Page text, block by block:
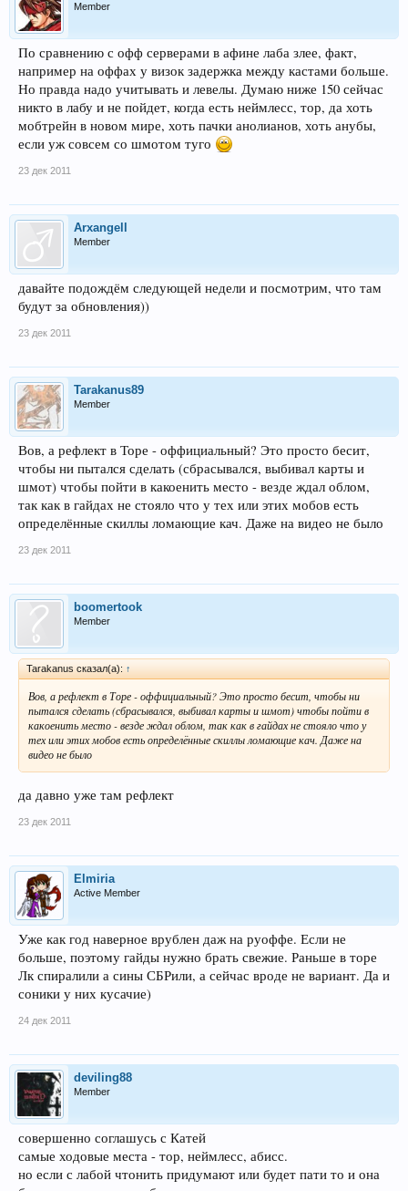
Member
По сравнению с офф серверами в афине лаба злее, факт,
например на оффах у визок задержка между кастами больше.
Но правда надо учитывать и левелы. Думаю ниже 150 сейчас
никто в лабу и не пойдет, когда есть неймлесс, тор, да хоть
мобтрейн в новом мире, хоть пачки анолианов, хоть анубы,
если уж совсем со шмотом туго
23 дек 2011
Arxangell
Member
давайте подождём следующей недели и посмотрим, что там
будут за обновления))
23 дек 2011
Tarakanus89
Member
Вов, а рефлект в Торе - оффициальный? Это просто бесит,
чтобы ни пытался сделать (сбрасывался, выбивал карты и
шмот) чтобы пойти в какоенить место - везде ждал облом,
так как в гайдах не стояло что у тех или этих мобов есть
определённые скиллы ломающие кач. Даже на видео не было
23 дек 2011
boomertook
Member
Tarakanus сказал(а): ↑
Вов, а рефлект в Торе - оффициальный? Это просто бесит, чтобы ни
пытался сделать (сбрасывался, выбивал карты и шмот) чтобы пойти в
какоенить место - везде ждал облом, так как в гайдах не стояло что у
тех или этих мобов есть определённые скиллы ломающие кач. Даже на
видео не было
да давно уже там рефлект
23 дек 2011
Elmiria
Active Member
Уже как год наверное врублен даж на руоффе. Если не
больше, поэтому гайды нужно брать свежие. Раньше в торе
Лк спиралили а сины СБРили, а сейчас вроде не вариант. Да и
соники у них кусачие)
24 дек 2011
deviling88
Member
совершенно соглашусь с Катей
самые ходовые места - тор, неймлесс, абисс.
но если с лабой чтонить придумают или будет пати то и она